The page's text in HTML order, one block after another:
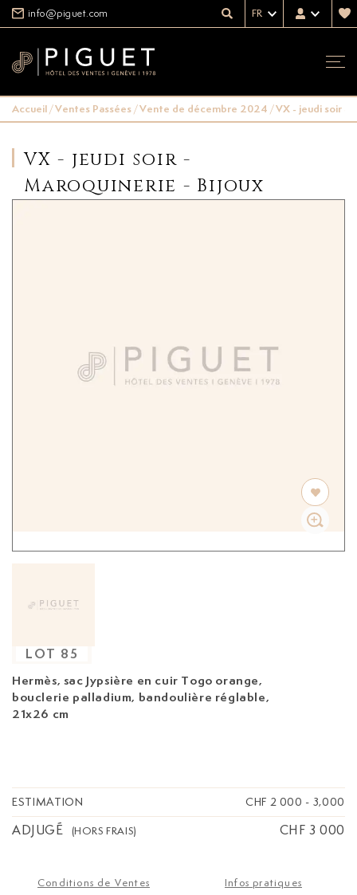
info@piguet.com FR
Accueil/Ventes Passées/Vente de décembre 2024 /VX - jeudi soir -
VX - jeudi soir -
Maroquinerie - Bijoux
Hermès, sac Jypsière en cuir Togo orange,
bouclerie palladium, bandoulière réglable,
21x26 cm
LOT 85
ESTIMATION CHF 2 000 - 3,000
ADJUGÉ (HORS FRAIS) CHF 3 000
Conditions de Ventes
Infos pratiques